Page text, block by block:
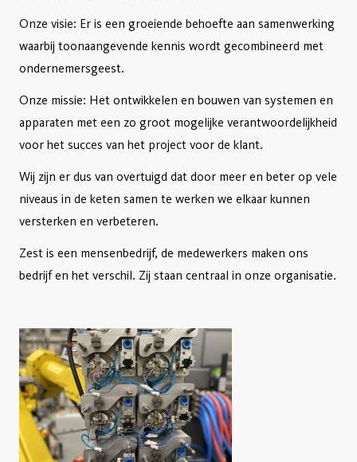
Onze visie: Er is een groeiende behoefte aan samenwerking
waarbij toonaangevende kennis wordt gecombineerd met
ondernemersgeest.
Onze missie: Het ontwikkelen en bouwen van systemen en
apparaten met een zo groot mogelijke verantwoordelijkheid
voor het succes van het project voor de klant.
Wij zijn er dus van overtuigd dat door meer en beter op vele
niveaus in de keten samen te werken we elkaar kunnen
versterken en verbeteren.
Zest is een mensenbedrijf, de medewerkers maken ons
bedrijf en het verschil. Zij staan centraal in onze organisatie.